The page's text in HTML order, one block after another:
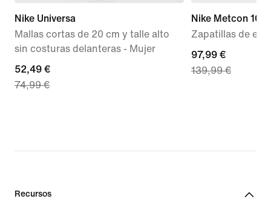
Nike Universa
Mallas cortas de 20 cm y talle alto
sin costuras delanteras - Mujer
current
price
74,99 €
52,49 €
74,99 €
Nike Metcon 10
Zapatillas de
current
price
97,99 €
139,99 €
Recursos